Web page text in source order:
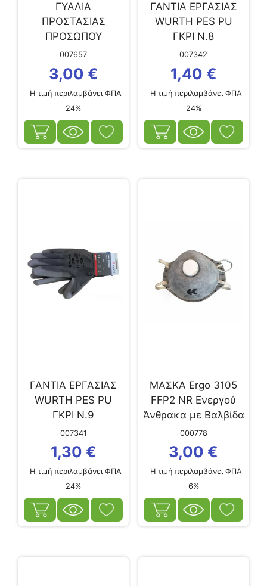
ΓΥΑΛΙΑ
ΠΡΟΣΤΑΣΙΑΣ
ΠΡΟΣΩΠΟΥ
ΡΥΘΜΙΖΟΜΕΝΑ
007657
3,00 €
Η τιμή περιλαμβάνει ΦΠΑ
24%
ΓΑΝΤΙΑ ΕΡΓΑΣΙΑΣ
WURTH PES PU
ΓΚΡΙ Ν.8
007342
1,40 €
Η τιμή περιλαμβάνει ΦΠΑ
24%
ΓΑΝΤΙΑ ΕΡΓΑΣΙΑΣ
WURTH PES PU
ΓΚΡΙ Ν.9
007341
1,30 €
Η τιμή περιλαμβάνει ΦΠΑ
24%
ΜΑΣΚΑ Ergo 3105
FFP2 NR Ενεργού
Άνθρακα με Βαλβίδα
12τμχ
000778
3,00 €
Η τιμή περιλαμβάνει ΦΠΑ
6%